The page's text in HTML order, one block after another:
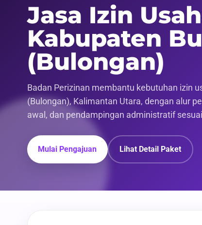
Jasa Izin
Kabupaten
(Bulongan)
Badan Perizinan membantu kebutuhan izin
(Bulongan), Kalimantan Utara, dengan alur
awal, dan pendampingan administratif
Mulai Pengajuan Lihat Detail Paket